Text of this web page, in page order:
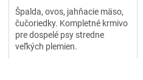
5
hviezdičiek.
Špalda, ovos, jahňacie mäso,
čučoriedky. Kompletné krmivo
pre dospelé psy stredne
veľkých plemien.